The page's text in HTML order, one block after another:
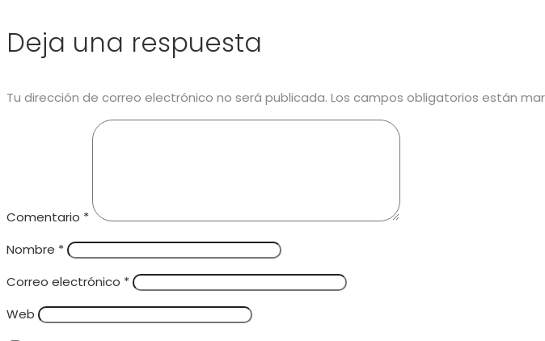
Deja una respuesta
Tu dirección de correo electrónico no será publicada. Los campos obligatorios están
Comentario *
Nombre *
Correo electrónico *
Web